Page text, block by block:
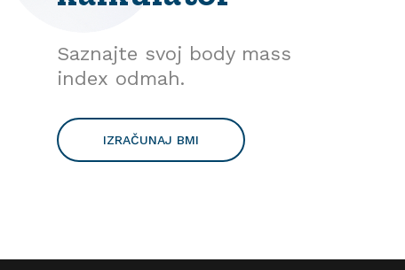
Saznajte svoj body mass
index odmah.
IZRAČUNAJ BMI